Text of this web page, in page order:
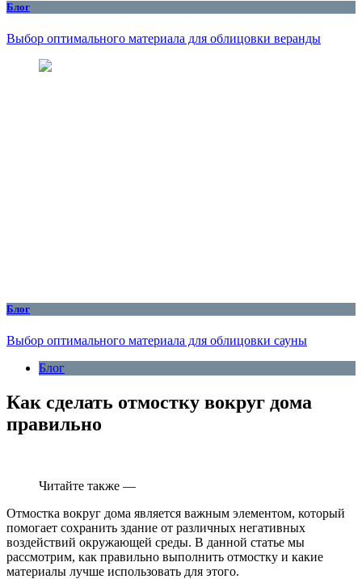
Блог
Выбор оптимального материала для облицовки веранды
Блог
Выбор оптимального материала для облицовки сауны
Блог
Как сделать отмостку вокруг дома
правильно
Читайте также —
Отмостка вокруг дома является важным элементом, который
помогает сохранить здание от различных негативных
воздействий окружающей среды. В данной статье мы
рассмотрим, как правильно выполнить отмостку и какие
материалы лучше использовать для этого.